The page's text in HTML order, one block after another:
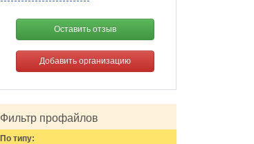
Оставить отзыв
Добавить организацию
Фильтр профайлов
По типу: